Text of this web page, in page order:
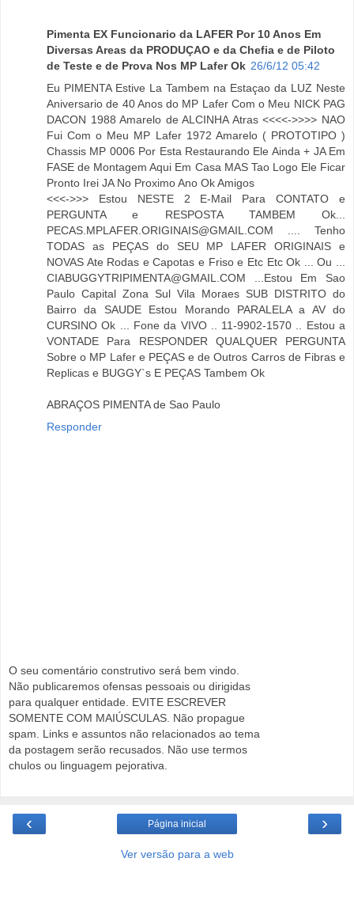
Pimenta EX Funcionario da LAFER Por 10 Anos Em
Diversas Areas da PRODUÇAO e da Chefia e de Piloto
de Teste e de Prova Nos MP Lafer Ok 26/6/12 05:42
Eu PIMENTA Estive La Tambem na Estaçao da LUZ Neste
Aniversario de 40 Anos do MP Lafer Com o Meu NICK PAG
DACON 1988 Amarelo de ALCINHA Atras <<<<->>>> NAO
Fui Com o Meu MP Lafer 1972 Amarelo ( PROTOTIPO )
Chassis MP 0006 Por Esta Restaurando Ele Ainda + JA Em
FASE de Montagem Aqui Em Casa MAS Tao Logo Ele Ficar
Pronto Irei JA No Proximo Ano Ok Amigos
<<<->>> Estou NESTE 2 E-Mail Para CONTATO e
PERGUNTA e RESPOSTA TAMBEM Ok...
PECAS.MPLAFER.ORIGINAIS@GMAIL.COM .... Tenho
TODAS as PEÇAS do SEU MP LAFER ORIGINAIS e
NOVAS Ate Rodas e Capotas e Friso e Etc Etc Ok ... Ou ...
CIABUGGYTRIPIMENTA@GMAIL.COM ...Estou Em Sao
Paulo Capital Zona Sul Vila Moraes SUB DISTRITO do
Bairro da SAUDE Estou Morando PARALELA a AV do
CURSINO Ok ... Fone da VIVO .. 11-9902-1570 .. Estou a
VONTADE Para RESPONDER QUALQUER PERGUNTA
Sobre o MP Lafer e PEÇAS e de Outros Carros de Fibras e
Replicas e BUGGY`s E PEÇAS Tambem Ok
ABRAÇOS PIMENTA de Sao Paulo
Responder
O seu comentário construtivo será bem vindo.
Não publicaremos ofensas pessoais ou dirigidas
para qualquer entidade. EVITE ESCREVER
SOMENTE COM MAIÚSCULAS. Não propague
spam. Links e assuntos não relacionados ao tema
da postagem serão recusados. Não use termos
chulos ou linguagem pejorativa.
‹ ›
Página inicial
Ver versão para a web